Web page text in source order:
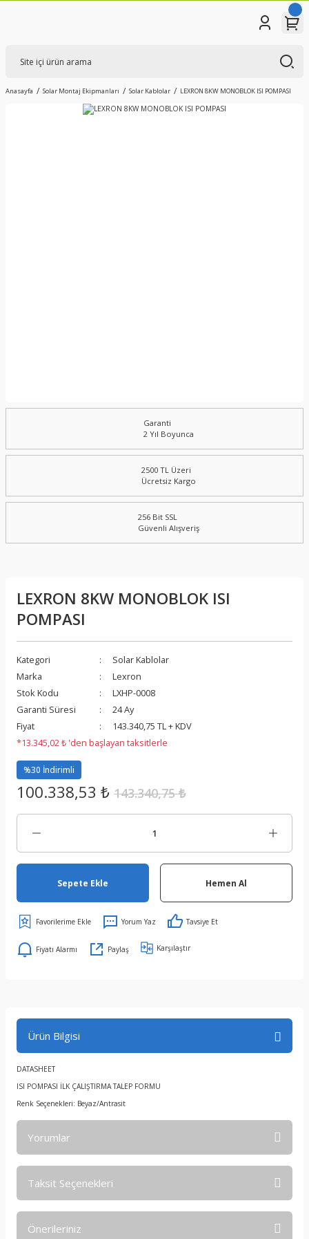
Anasayfa Solar Montaj Ekipmanları Solar Kablolar LEXRON 8KW MONOBLOK ISI POMPASI
Garanti
2 Yıl Boyunca
2500 TL Üzeri
Ücretsiz Kargo
256 Bit SSL
Güvenli Alışveriş
LEXRON 8KW MONOBLOK ISI
POMPASI
Kategori
Solar Kablolar
Marka
Lexron
Stok Kodu
LXHP-0008
Garanti Süresi
24 Ay
Fiyat
143.340,75 TL + KDV
*13.345,02 ₺ 'den başlayan taksitlerle
%30 İndirimli
100.338,53 ₺ 143.340,75 ₺
Sepete Ekle Hemen Al
Yorum Yaz Tavsiye Et
Fiyatı Alarmı Paylaş Karşılaştır
Ürün Bilgisi
DATASHEET
ISI POMPASI İLK ÇALIŞTIRMA TALEP FORMU
Renk Seçenekleri: Beyaz/Antrasit
Yorumlar
Taksit Seçenekleri
Önerileriniz